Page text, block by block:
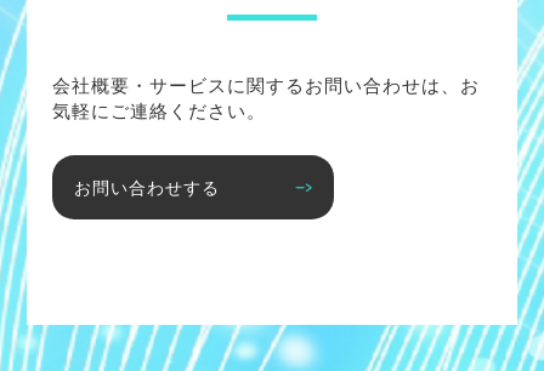
会社概要・サービスに関するお問い合わせは、お
気軽にご連絡ください。
お問い合わせする